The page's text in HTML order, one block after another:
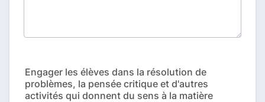
Engager les élèves dans la résolution de
problèmes, la pensée critique et d'autres
activités qui donnent du sens à la matière